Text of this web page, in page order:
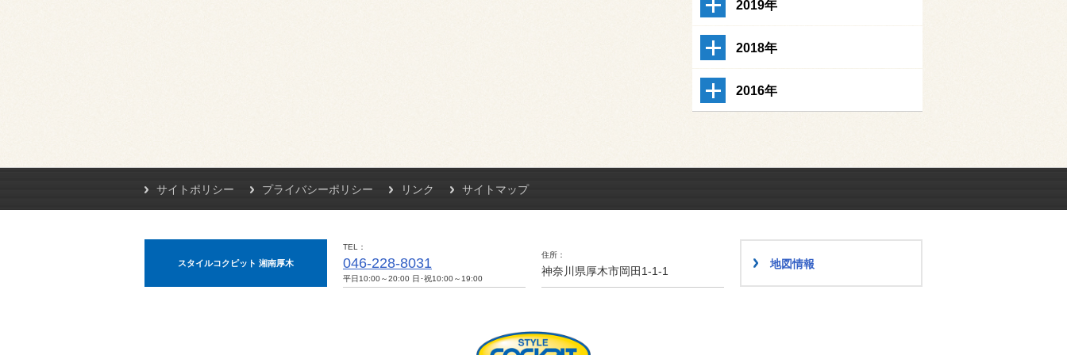
2019年
2018年
2016年
サイトポリシー プライバシーポリシー リンク サイトマップ
スタイルコクピット 湘南厚木
TEL
046-228-8031
平日10:00～20:00 日･祝10:00～19:00
住所
神奈川県厚木市岡田1-1-1
地図情報